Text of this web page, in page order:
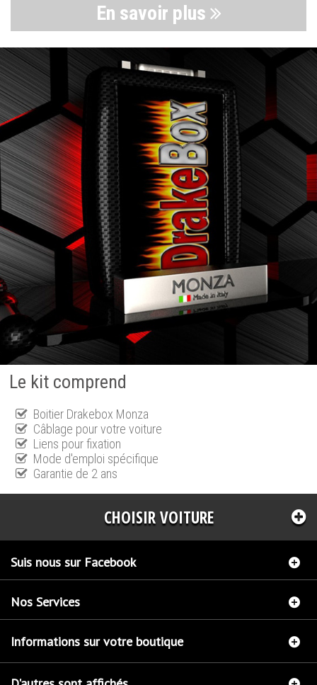
En savoir plus
Le kit comprend
Boitier Drakebox Monza
Câblage pour votre voiture
Liens pour fixation
Mode d'emploi spécifique
Garantie de 2 ans
CHOISIR VOITURE
Suis nous sur Facebook
Nos Services
Informations sur votre boutique